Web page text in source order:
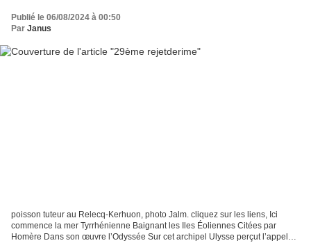
Publié le 06/08/2024 à 00:50
Par Janus
poisson tuteur au Relecq-Kerhuon, photo Jalm. cliquez sur les liens, Ici
commence la mer Tyrrhénienne Baignant les Iles Éoliennes Citées par
Homère Dans son œuvre l’Odyssée Sur cet archipel Ulysse perçut l’appel